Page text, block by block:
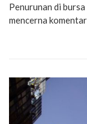
Penurunan di
mencerna